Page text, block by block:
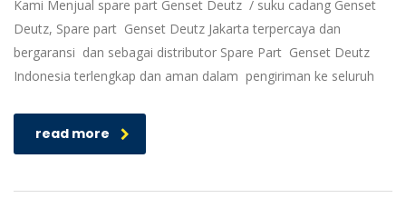
Kami Menjual spare part Genset Deutz / suku cadang Genset
Deutz, Spare part Genset Deutz Jakarta terpercaya dan
bergaransi dan sebagai distributor Spare Part Genset Deutz
Indonesia terlengkap dan aman dalam pengiriman ke seluruh
read more